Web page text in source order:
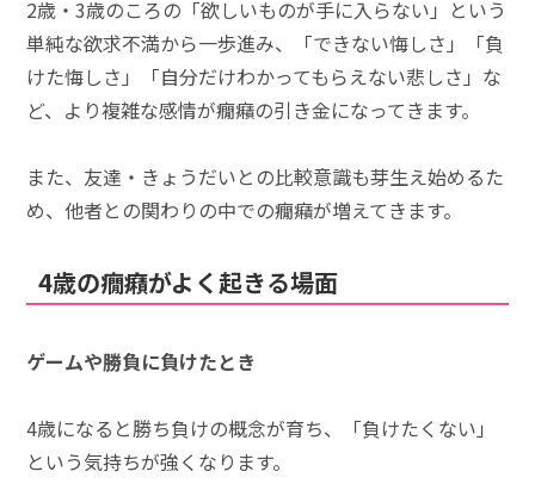
2歳・3歳のころの「欲しいものが手に入らない」という
単純な欲求不満から一歩進み、「できない悔しさ」「負
けた悔しさ」「自分だけわかってもらえない悲しさ」な
ど、より複雑な感情が癇癪の引き金になってきます。
また、友達・きょうだいとの比較意識も芽生え始めるた
め、他者との関わりの中での癇癪が増えてきます。
4歳の癇癪がよく起きる場面
ゲームや勝負に負けたとき
4歳になると勝ち負けの概念が育ち、「負けたくない」
という気持ちが強くなります。